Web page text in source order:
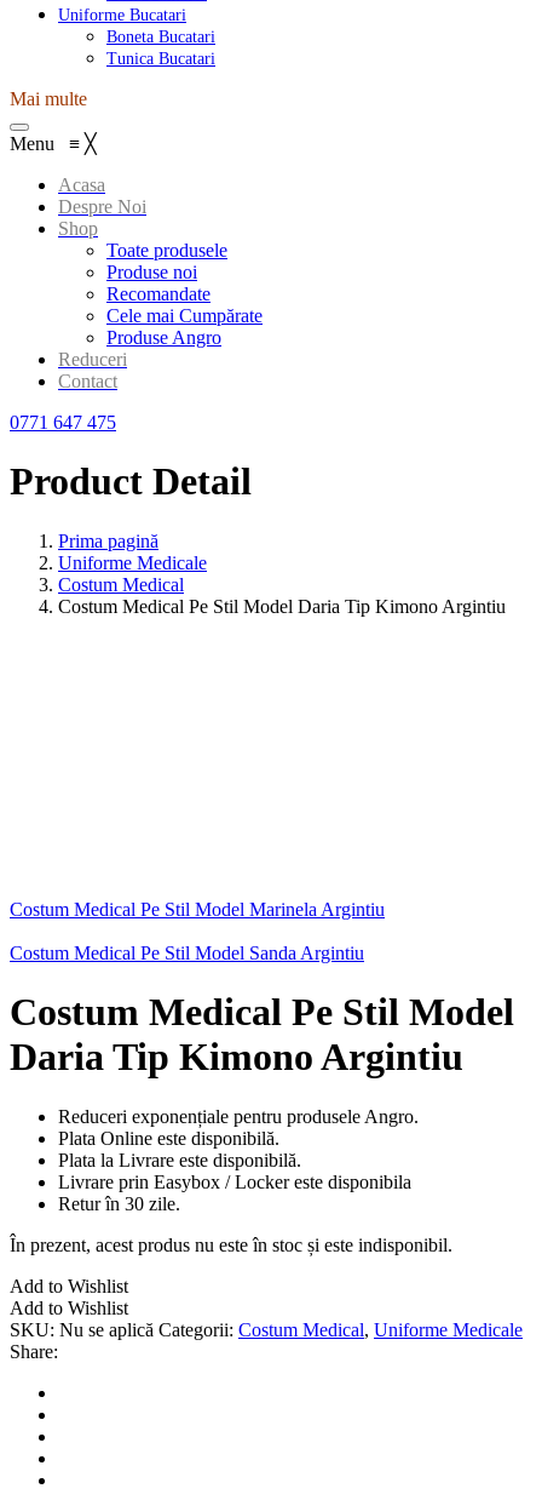
Uniforme Bucatari
Boneta Bucatari
Tunica Bucatari
Mai multe
Menu ≡ ╳
Acasa
Despre Noi
Shop
Toate produsele
Produse noi
Recomandate
Cele mai Cumpărate
Produse Angro
Reduceri
Contact
0771 647 475
Product Detail
Prima pagină
Uniforme Medicale
Costum Medical
Costum Medical Pe Stil Model Daria Tip Kimono Argintiu
Costum Medical Pe Stil Model Marinela Argintiu
Costum Medical Pe Stil Model Sanda Argintiu
Costum Medical Pe Stil Model
Daria Tip Kimono Argintiu
Reduceri exponențiale pentru produsele Angro.
Plata Online este disponibilă.
Plata la Livrare este disponibilă.
Livrare prin Easybox / Locker este disponibila
Retur în 30 zile.
În prezent, acest produs nu este în stoc și este indisponibil.
Add to Wishlist
Add to Wishlist
SKU: Nu se aplică Categorii: Costum Medical, Uniforme Medicale
Share: